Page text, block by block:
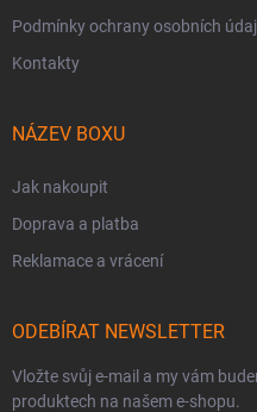
Podmínky ochrany osobních
Kontakty
NÁZEV BOXU
Jak nakoupit
Doprava a platba
Reklamace a vrácení
ODEBÍRAT NEWSLETTER
Vložte svůj e-mail a my vám
produktech na našem e-shopu.